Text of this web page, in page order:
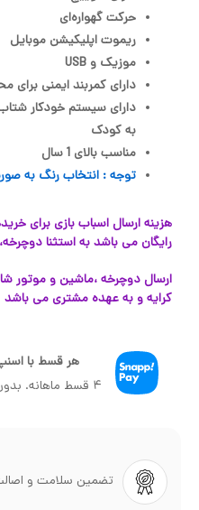
حرکت گهواره‌ای
ریموت اپلیکیشن موبایل
موزیک و USB
دارای کمربند ایمنی برای
دارای سیستم خودکار
به کودک
مناسب بالای 1 سال
توجه : انتخاب رنگ به
هزینه ارسال اسباب بازی برای
رایگان می باشد به استثنا
ارسال دوچرخه ،ماشین و موتور
کرایه و به عهده مشتری می باشد
هر قسط با
۴ قسط ماهانه. بدون سود،چک و ضامن
تضمین سلامت و